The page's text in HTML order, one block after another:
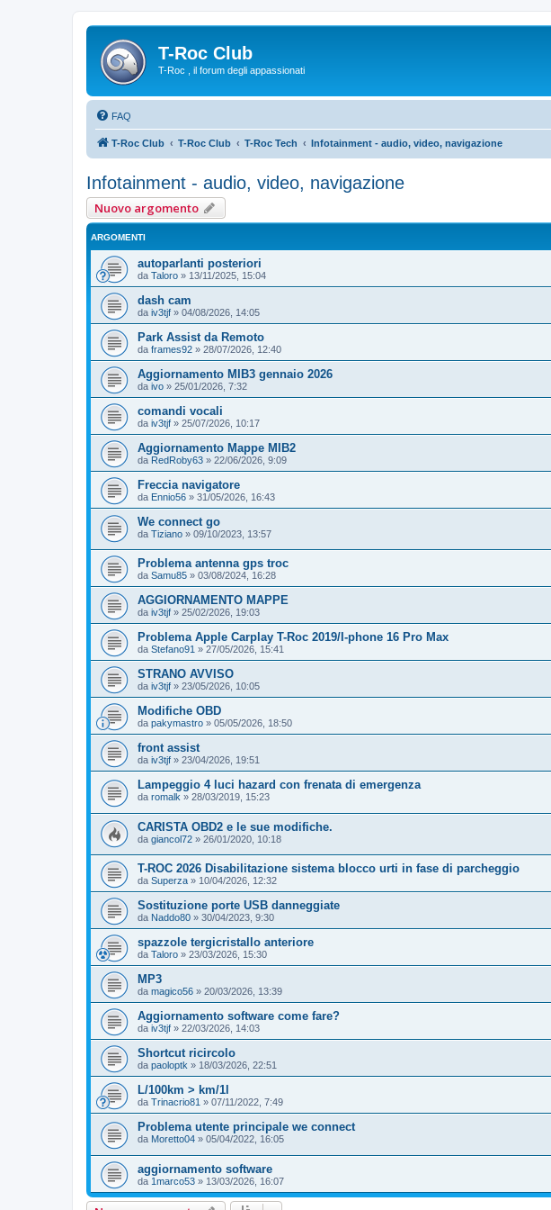
T-Roc Club
T-Roc , il forum degli appassionati
FAQ
T-Roc Club T-Roc Club T-Roc Tech Infotainment - audio, video, navigazione
Infotainment - audio, video, navigazione
Nuovo argomento
ARGOMENTI
autoparlanti posteriori
da Taloro » 13/11/2025, 15:04
dash cam
da iv3tjf » 04/08/2026, 14:05
Park Assist da Remoto
da frames92 » 28/07/2026, 12:40
Aggiornamento MIB3 gennaio 2026
da ivo » 25/01/2026, 7:32
comandi vocali
da iv3tjf » 25/07/2026, 10:17
Aggiornamento Mappe MIB2
da RedRoby63 » 22/06/2026, 9:09
Freccia navigatore
da Ennio56 » 31/05/2026, 16:43
We connect go
da Tiziano » 09/10/2023, 13:57
Problema antenna gps troc
da Samu85 » 03/08/2024, 16:28
AGGIORNAMENTO MAPPE
da iv3tjf » 25/02/2026, 19:03
Problema Apple Carplay T-Roc 2019/I-phone 16 Pro Max
da Stefano91 » 27/05/2026, 15:41
STRANO AVVISO
da iv3tjf » 23/05/2026, 10:05
Modifiche OBD
da pakymastro » 05/05/2026, 18:50
front assist
da iv3tjf » 23/04/2026, 19:51
Lampeggio 4 luci hazard con frenata di emergenza
da romalk » 28/03/2019, 15:23
CARISTA OBD2 e le sue modifiche.
da giancol72 » 26/01/2020, 10:18
T-ROC 2026 Disabilitazione sistema blocco urti in fase di parcheggio
da Superza » 10/04/2026, 12:32
Sostituzione porte USB danneggiate
da Naddo80 » 30/04/2023, 9:30
spazzole tergicristallo anteriore
da Taloro » 23/03/2026, 15:30
MP3
da magico56 » 20/03/2026, 13:39
Aggiornamento software come fare?
da iv3tjf » 22/03/2026, 14:03
Shortcut ricircolo
da paoloptk » 18/03/2026, 22:51
L/100km > km/1l
da Trinacrio81 » 07/11/2022, 7:49
Problema utente principale we connect
da Moretto04 » 05/04/2022, 16:05
aggiornamento software
da 1marco53 » 13/03/2026, 16:07